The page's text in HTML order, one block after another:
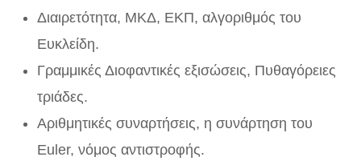
Διαιρετότητα, ΜΚΔ, ΕΚΠ, αλγοριθμός του
Ευκλείδη.
Γραμμικές Διοφαντικές εξισώσεις, Πυθαγόρειες
τριάδες.
Αριθμητικές συναρτήσεις, η συνάρτηση του
Euler, νόμος αντιστροφής.